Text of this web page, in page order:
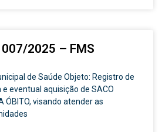
007/2025 – FMS
de Saúde Objeto: Registro de
eventual aquisição de SACO
ÓBITO, visando atender as